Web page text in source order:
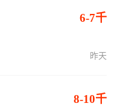
6-7千
昨天
8-10千